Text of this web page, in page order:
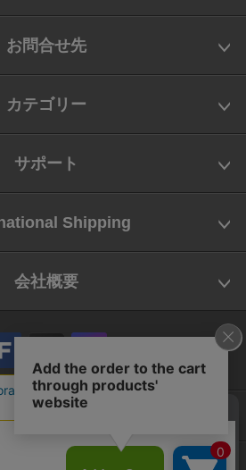
お問合せ先
カテゴリー
サポート
Shipping
会社概要